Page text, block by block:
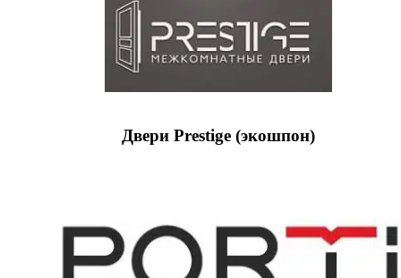
Двери Prestige (экошпон)